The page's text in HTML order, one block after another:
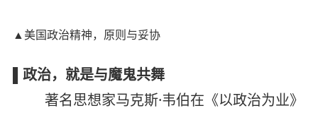
▲美国政治精神，原则与妥协
▌政治，就是与魔鬼共舞
著名思想家马克斯·韦伯在《以政治为业》